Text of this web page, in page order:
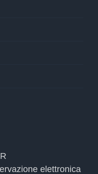
elettronica